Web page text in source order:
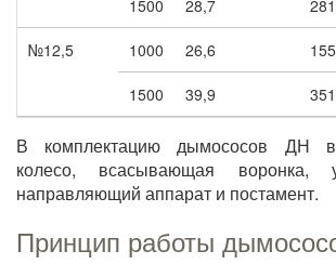
1500 28,7 281
№12,5 1000 26,6 155
1500 39,9 351
В комплектацию дымососов ДН
колесо, всасывающая воронка,
направляющий аппарат и постамент.
Принцип работы